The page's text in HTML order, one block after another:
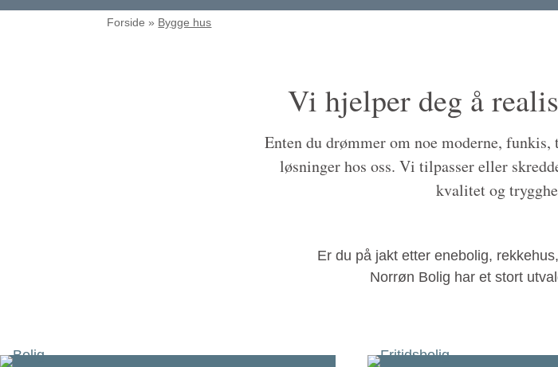
Forside » Bygge hus
Vi hjelper deg å
Enten du drømmer om noe moderne,
løsninger hos oss. Vi tilpasser eller
kvalitet og
Er du på jakt etter enebolig,
Norrøn Bolig har et stort